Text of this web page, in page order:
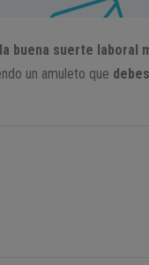
buena suerte laboral
un amuleto que